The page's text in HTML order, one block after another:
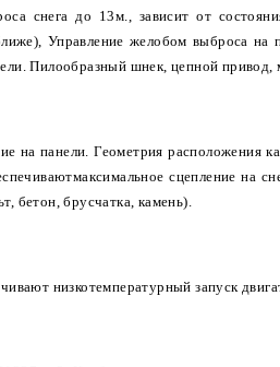
снега до 13м., зависит от
Управление желобом выброса на
Пилообразный шнек, цепной привод,
на панели. Геометрия расположения
сцепление на
бетон, брусчатка, камень).
низкотемпературный запуск